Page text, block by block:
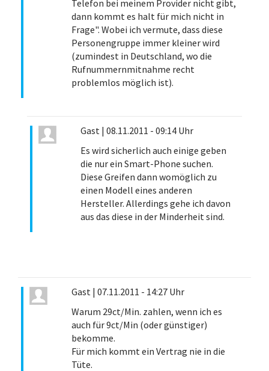
Telefon bei meinem Provider nicht gibt,
dann kommt es halt für mich nicht in
Frage". Wobei ich vermute, dass diese
Personengruppe immer kleiner wird
(zumindest in Deutschland, wo die
Rufnummernmitnahme recht
problemlos möglich ist).
Gast | 08.11.2011 - 09:14 Uhr
Es wird sicherlich auch einige geben
die nur ein Smart-Phone suchen.
Diese Greifen dann womöglich zu
einen Modell eines anderen
Hersteller. Allerdings gehe ich davon
aus das diese in der Minderheit sind.
Gast | 07.11.2011 - 14:27 Uhr
Warum 29ct/Min. zahlen, wenn ich es
auch für 9ct/Min (oder günstiger)
bekomme.
Für mich kommt ein Vertrag nie in die
Tüte.